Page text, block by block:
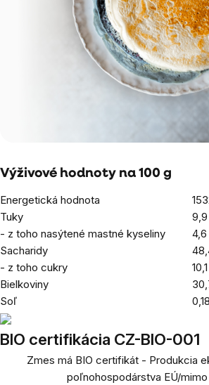
Výživové hodnoty na 100 g
Energetická hodnota
Tuky
- z toho nasýtené mastné kyseliny
4,6
Sacharidy
- z toho cukry
Bielkoviny
Soľ
BIO certifikácia CZ-BIO-001
Zmes má BIO certifikát - Produkcia
poľnohospodárstva EÚ/mimo